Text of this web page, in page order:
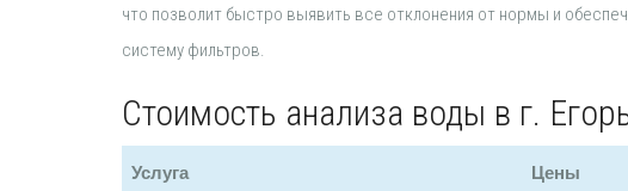
что позволит быстро выявить все отклонения от нормы и
систему фильтров.
Стоимость анализа воды в г.
Услуга Цены